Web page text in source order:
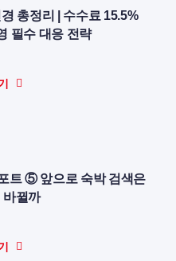
총정리 | 수수료 15.5%
필수 대응 전략
트 ⑤ 앞으로 숙박 검색은
바뀔까